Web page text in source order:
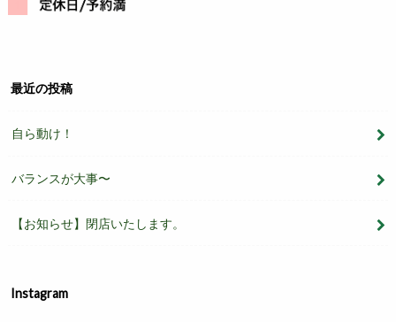
最近の投稿
自ら動け！
バランスが大事〜
【お知らせ】閉店いたします。
Instagram